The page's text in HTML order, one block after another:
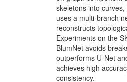
skeletons into
uses a multi‑branch
reconstructs
Experiments on the
BlumNet avoids
outperforms U‑Net
achieves high
consistency.